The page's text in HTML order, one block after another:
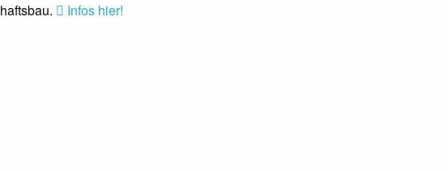
Infos hier!